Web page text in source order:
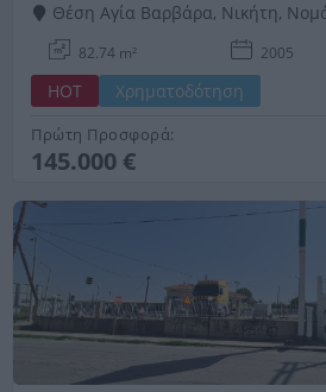
Θέση Αγία Βαρβάρα, Νικήτη,
82.74 m² 2005
HOT Χρηματοδότηση
Πρώτη Προσφορά:
145.000 €